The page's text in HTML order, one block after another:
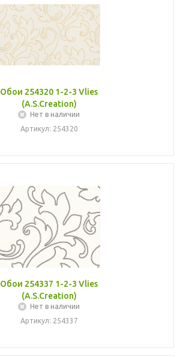
Обои 254320 1-2-3 Vlies
(A.S.Creation)
Нет в наличии
Артикул: 254320
Обои 254337 1-2-3 Vlies
(A.S.Creation)
Нет в наличии
Артикул: 254337